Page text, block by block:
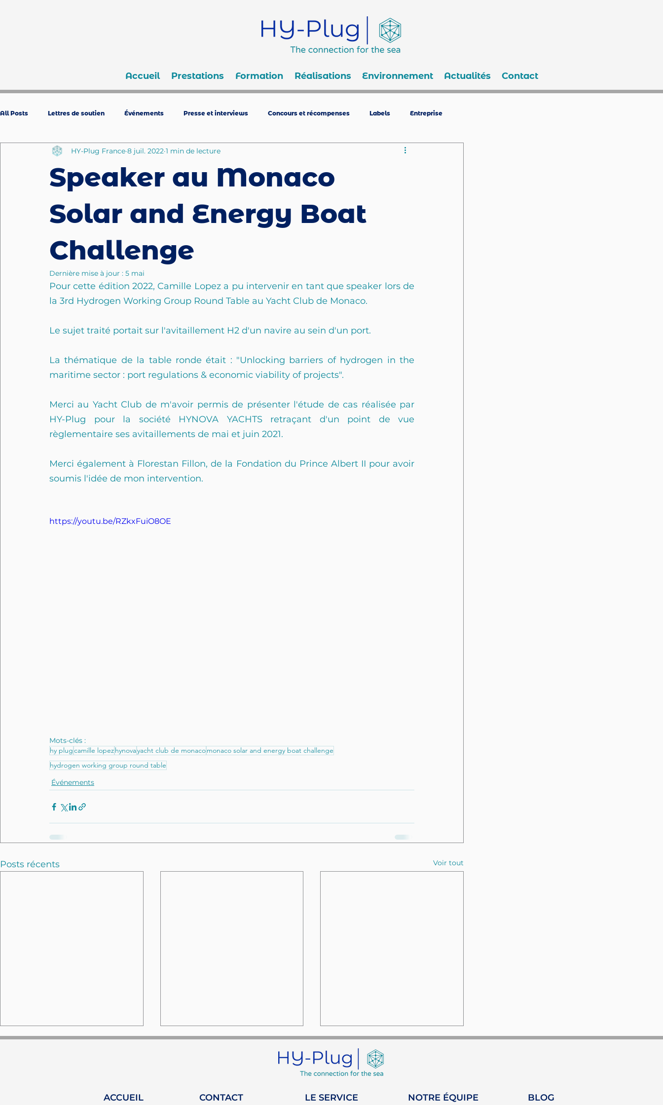
Accueil Prestations Formation Réalisations Environnement Actualités Contact
All Posts Lettres de soutien Événements Presse et interviews Concours et récompenses Labels Entreprise
Speaker au Monaco
Solar and Energy Boat
Challenge
HY-Plug France 8 juil. 2022 1 min de lecture
Dernière mise à jour : 5 mai
Pour cette édition 2022, Camille Lopez a pu intervenir en tant que speaker lors de
la 3rd Hydrogen Working Group Round Table au Yacht Club de Monaco.
Le sujet traité portait sur l'avitaillement H2 d'un navire au sein d'un port.
La thématique de la table ronde était : "Unlocking barriers of hydrogen in the
maritime sector : port regulations & economic viability of projects".
Merci au Yacht Club de m'avoir permis de présenter l'étude de cas réalisée par
HY-Plug pour la société HYNOVA YACHTS retraçant d'un point de vue
règlementaire ses avitaillements de mai et juin 2021.
Merci également à Florestan Fillon, de la Fondation du Prince Albert II pour avoir
soumis l'idée de mon intervention.
https://youtu.be/RZkxFuiO8OE
Mots-clés :
hy plugcamille lopezhynovayacht club de monacomonaco solar and energy boat challenge
hydrogen working group round table
Événements
Posts récents Voir tout
ACCUEIL CONTACT LE SERVICE NOTRE ÉQUIPE BLOG